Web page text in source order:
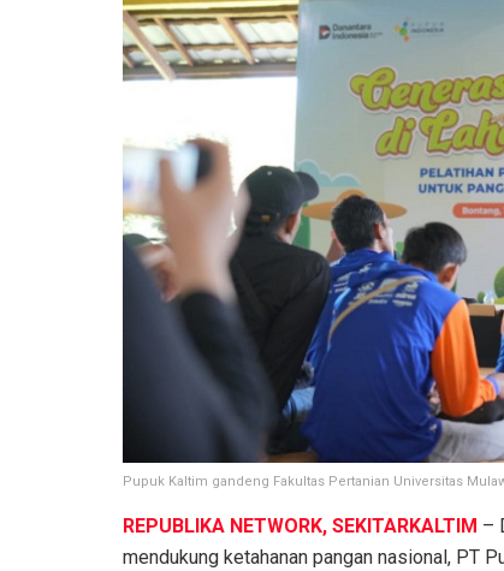
Pupuk Kaltim gandeng Fakultas Pertanian Universitas
REPUBLIKA NETWORK, SEKITARKALTIM –
mendukung ketahanan pangan nasional, PT